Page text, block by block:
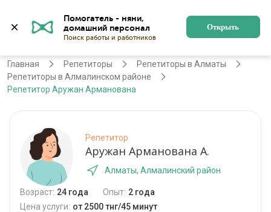
Помогатель - няни,
Поиск работы и работников
Открыть
Алматы Регистрация
Главная Репетиторы
Репетиторы в Алматы
Репетиторы в Алмалинском районе
Репетитор Аружан Арманована
Репетитор
Аружан Арманована А.
Алматы, Алмалинский район
Возраст: 24 года Опыт: 2 года
Цена услуги: от 2500 тнг/45 минут